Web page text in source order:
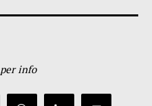
info